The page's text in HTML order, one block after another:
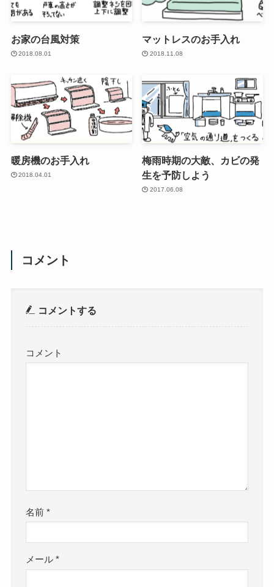
お家の台風対策
2018.08.01
マットレスのお手入れ
2018.11.08
暖房機のお手入れ
2018.04.01
梅雨時期の大敵、カビの発
生を予防しよう
2017.06.08
コメント
コメントする
コメント
名前*
メール*